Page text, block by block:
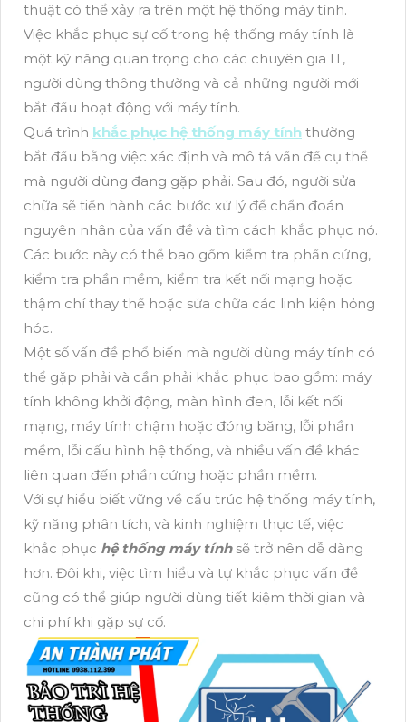
thuật có thể xảy ra trên một hệ thống máy tính.
Việc khắc phục sự cố trong hệ thống máy tính là
một kỹ năng quan trọng cho các chuyên gia IT,
người dùng thông thường và cả những người mới
bắt đầu hoạt động với máy tính.
Quá trình khắc phục hệ thống máy tính thường
bắt đầu bằng việc xác định và mô tả vấn đề cụ thể
mà người dùng đang gặp phải. Sau đó, người sửa
chữa sẽ tiến hành các bước xử lý để chẩn đoán
nguyên nhân của vấn đề và tìm cách khắc phục nó.
Các bước này có thể bao gồm kiểm tra phần cứng,
kiểm tra phần mềm, kiểm tra kết nối mạng hoặc
thậm chí thay thế hoặc sửa chữa các linh kiện hỏng
hóc.
Một số vấn đề phổ biến mà người dùng máy tính có
thể gặp phải và cần phải khắc phục bao gồm: máy
tính không khởi động, màn hình đen, lỗi kết nối
mạng, máy tính chậm hoặc đóng băng, lỗi phần
mềm, lỗi cấu hình hệ thống, và nhiều vấn đề khác
liên quan đến phần cứng hoặc phần mềm.
Với sự hiểu biết vững về cấu trúc hệ thống máy tính,
kỹ năng phân tích, và kinh nghiệm thực tế, việc
khắc phục hệ thống máy tính sẽ trở nên dễ dàng
hơn. Đôi khi, việc tìm hiểu và tự khắc phục vấn đề
cũng có thể giúp người dùng tiết kiệm thời gian và
chi phí khi gặp sự cố.